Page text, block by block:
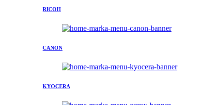
RICOH
CANON
KYOCERA